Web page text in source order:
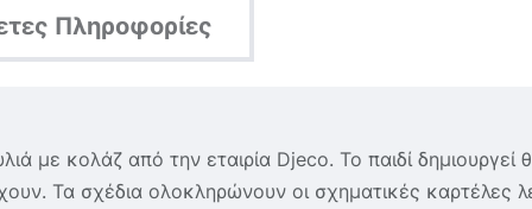
Πληροφορίες
με κολάζ από την εταιρία Djeco. Το παιδί δημιουργεί
Τα σχέδια ολοκληρώνουν οι σχηματικές καρτέλες